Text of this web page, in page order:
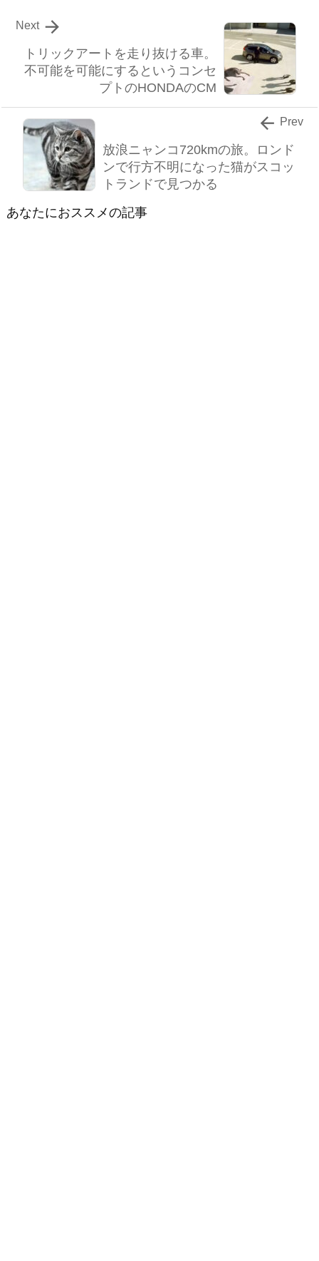
トリックアートを走り抜ける車。
不可能を可能にするというコンセ
プトのHONDAのCM

Next
放浪ニャンコ720kmの旅。ロンド
ンで行方不明になった猫がスコッ
トランドで見つかる
 Prev
あなたにおススメの記事